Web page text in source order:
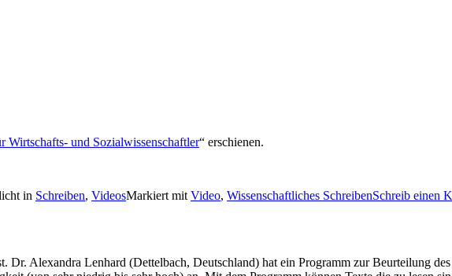
Wirtschafts- und Sozialwissenschaftler“ erschienen.
in Schreiben, VideosMarkiert mit Video, Wissenschaftliches SchreibenSchreib einen
Alexandra Lenhard (Dettelbach, Deutschland) hat ein Programm zur Beurteilung